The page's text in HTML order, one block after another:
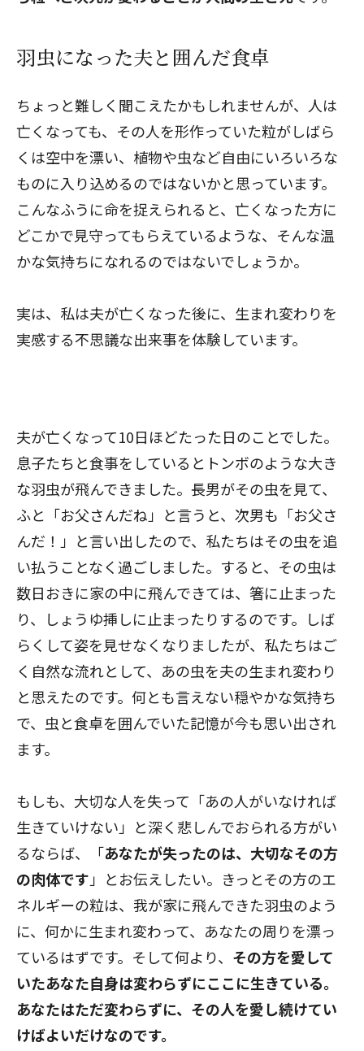
羽虫になった夫と囲んだ食卓
ちょっと難しく聞こえたかもしれませんが、人は
亡くなっても、その人を形作っていた粒がしばら
くは空中を漂い、植物や虫など自由にいろいろな
ものに入り込めるのではないかと思っています。
こんなふうに命を捉えられると、亡くなった方に
どこかで見守ってもらえているような、そんな温
かな気持ちになれるのではないでしょうか。
実は、私は夫が亡くなった後に、生まれ変わりを
実感する不思議な出来事を体験しています。
夫が亡くなって10日ほどたった日のことでした。
息子たちと食事をしているとトンボのような大き
な羽虫が飛んできました。長男がその虫を見て、
ふと「お父さんだね」と言うと、次男も「お父さ
んだ！」と言い出したので、私たちはその虫を追
い払うことなく過ごしました。すると、その虫は
数日おきに家の中に飛んできては、箸に止まった
り、しょうゆ挿しに止まったりするのです。しば
らくして姿を見せなくなりましたが、私たちはご
く自然な流れとして、あの虫を夫の生まれ変わり
と思えたのです。何とも言えない穏やかな気持ち
で、虫と食卓を囲んでいた記憶が今も思い出され
ます。
もしも、大切な人を失って「あの人がいなければ
生きていけない」と深く悲しんでおられる方がい
るならば、「あなたが失ったのは、大切なその方
の肉体です」とお伝えしたい。きっとその方のエ
ネルギーの粒は、我が家に飛んできた羽虫のよう
に、何かに生まれ変わって、あなたの周りを漂っ
ているはずです。そして何より、 その方を愛して
いたあなた自身は変わらずにここに生きている。
あなたはただ変わらずに、その人を愛し続けてい
けばよいだけなのです。